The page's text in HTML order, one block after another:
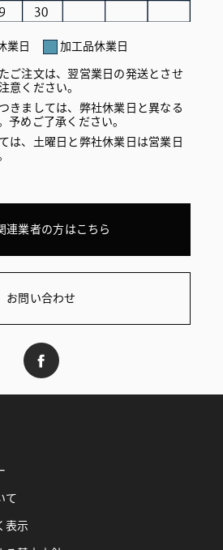
業日
加工品休業日
ご注文は、翌営業日の発送とさせ
意ください。
きましては、弊社休業日と異なる
予めご了承ください。
は、土曜日と弊社休業日は営業日
連業者の方はこちら
お問い合わせ
て
表示